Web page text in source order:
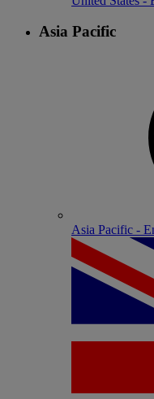
Asia Pacific
Asia Pacific -